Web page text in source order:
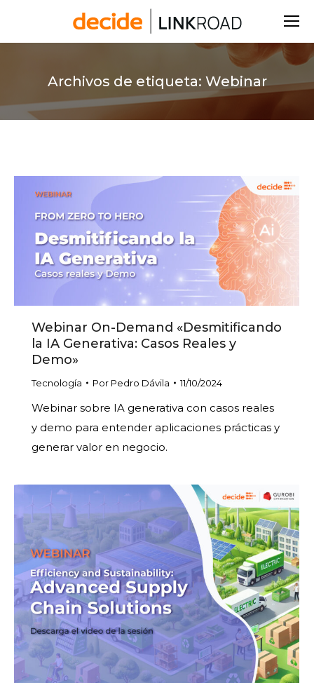
Archivos de etiqueta: Webinar
Webinar On-Demand «Desmitificando
la IA Generativa: Casos Reales y
Demo»
Tecnología Por Pedro Dávila 11/10/2024
Webinar sobre IA generativa con casos reales
y demo para entender aplicaciones prácticas y
generar valor en negocio.